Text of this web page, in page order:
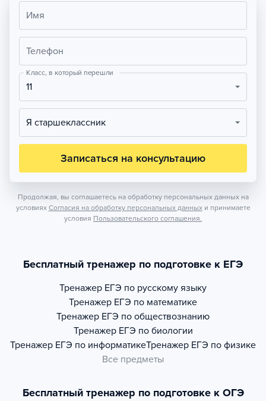
Имя
Телефон
Класс, в который перешли
11
Я старшеклассник
Записаться на консультацию
Продолжая, вы соглашаетесь на обработку персональных данных на
условиях Согласия на обработку персональных данных и принимаете
условия Пользовательского соглашения.
Бесплатный тренажер по подготовке к ЕГЭ
Тренажер ЕГЭ по русскому языку
Тренажер ЕГЭ по математике
Тренажер ЕГЭ по обществознанию
Тренажер ЕГЭ по биологии
Тренажер ЕГЭ по информатикеТренажер ЕГЭ по физике
Все предметы
Бесплатный тренажер по подготовке к ОГЭ